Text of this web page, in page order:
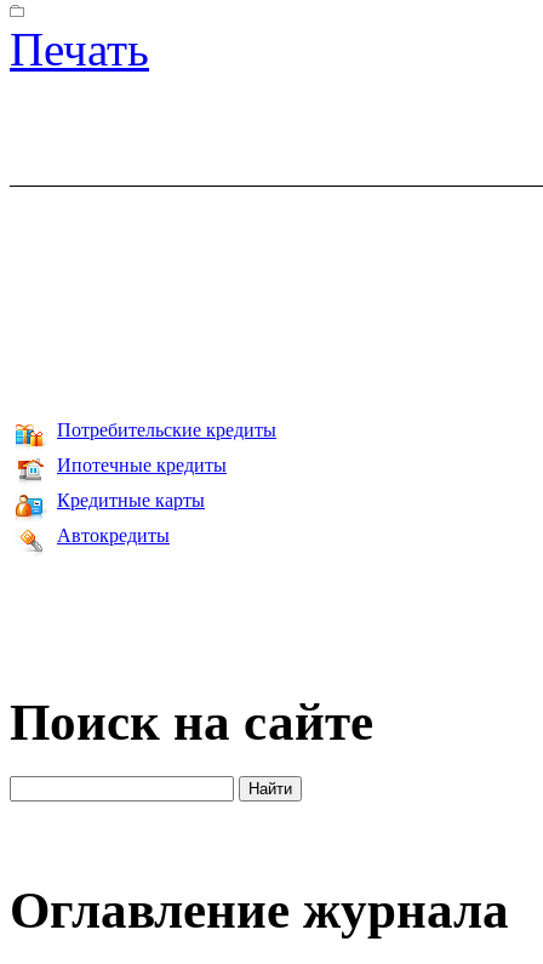
Печать
Потребительские кредиты
Ипотечные кредиты
Кредитные карты
Автокредиты
Поиск на сайте
Оглавление журнала